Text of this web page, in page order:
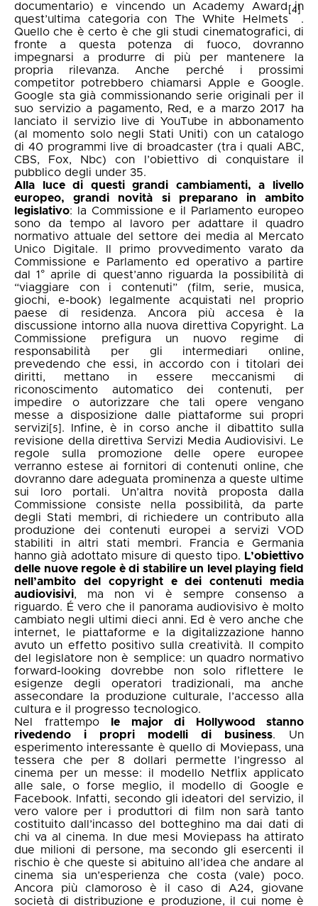
documentario) e vincendo un Academy Award in
quest’ultima categoria con The White Helmets
[4]
.
Quello che è certo è che gli studi cinematografici, di
fronte a questa potenza di fuoco, dovranno
impegnarsi a produrre di più per mantenere la
propria rilevanza. Anche perché i prossimi
competitor potrebbero chiamarsi Apple e Google.
Google sta già commissionando serie originali per il
suo servizio a pagamento, Red, e a marzo 2017 ha
lanciato il servizio live di YouTube in abbonamento
(al momento solo negli Stati Uniti) con un catalogo
di 40 programmi live di broadcaster (tra i quali ABC,
CBS, Fox, Nbc) con l’obiettivo di conquistare il
pubblico degli under 35.
Alla luce di questi grandi cambiamenti, a livello
europeo, grandi novità si preparano in ambito
legislativo: la Commissione e il Parlamento europeo
sono da tempo al lavoro per adattare il quadro
normativo attuale del settore dei media al Mercato
Unico Digitale. Il primo provvedimento varato da
Commissione e Parlamento ed operativo a partire
dal 1° aprile di quest’anno riguarda la possibilità di
“viaggiare con i contenuti” (film, serie, musica,
giochi, e-book) legalmente acquistati nel proprio
paese di residenza. Ancora più accesa è la
discussione intorno alla nuova direttiva Copyright. La
Commissione prefigura un nuovo regime di
responsabilità per gli intermediari online,
prevedendo che essi, in accordo con i titolari dei
diritti, mettano in essere meccanismi di
riconoscimento automatico dei contenuti, per
impedire o autorizzare che tali opere vengano
messe a disposizione dalle piattaforme sui propri
servizi [5] . Infine, è in corso anche il dibattito sulla
revisione delladirettiva Servizi Media Audiovisivi. Le
regole sulla promozione delle opere europee
verranno estese ai fornitori di contenuti online, che
dovranno dare adeguata prominenza a queste ultime
sui loro portali. Un’altra novità proposta dalla
Commissione consiste nella possibilità, da parte
degli Stati membri, di richiedere un contributo alla
produzione dei contenuti europei a servizi VOD
stabiliti in altri stati membri. Francia e Germania
hanno già adottato misure di questo tipo. L’obiettivo
delle nuove regole è di stabilire un level playing field
nell’ambito del copyright e dei contenuti media
audiovisivi, ma non vi è sempre consenso a
riguardo. É vero che il panorama audiovisivo è molto
cambiato negli ultimi dieci anni. Ed è vero anche che
internet, le piattaforme e la digitalizzazione hanno
avuto un effetto positivo sulla creatività. Il compito
del legislatore non è semplice: un quadro normativo
forward-looking dovrebbe non solo riflettere le
esigenze degli operatori tradizionali, ma anche
assecondare la produzione culturale, l’accesso alla
cultura e il progresso tecnologico.
Nel frattempo
le major di Hollywood stanno
rivedendo i propri modelli di business. Un
esperimento interessante è quello di Moviepass, una
tessera che per 8 dollari permette l’ingresso al
cinema per un messe: il modello Netflix applicato
alle sale, o forse meglio, il modello di Google e
Facebook. Infatti, secondo gli ideatori del servizio, il
vero valore per i produttori di film non sarà tanto
costituito dall’incasso del botteghino ma dai dati di
chi va al cinema. In due mesi Moviepass ha attirato
due milioni di persone, ma secondo gli esercenti il
rischio è che queste si abituino all’idea che andare al
cinema sia un’esperienza che costa (vale) poco.
Ancora più clamoroso è il caso di A24, giovane
società di distribuzione e produzione, il cui nome è